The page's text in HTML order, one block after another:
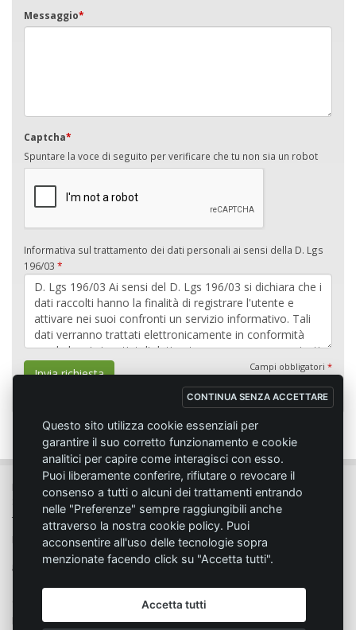
Messaggio*
Captcha*
Spuntare la voce di seguito per verificare che tu non sia un robot
Informativa sul trattamento dei dati personali ai sensi della D. Lgs
196/03 *
Invia richiesta Campi obbligatori *
CONTINUA SENZA ACCETTARE
Questo sito utilizza cookie essenziali per
garantire il suo corretto funzionamento e cookie
analitici per capire come interagisci con esso.
Puoi liberamente conferire, rifiutare o revocare il
consenso a tutti o alcuni dei trattamenti entrando
nelle "Preferenze" sempre raggiungibili anche
attraverso la nostra cookie policy. Puoi
acconsentire all'uso delle tecnologie sopra
menzionate facendo click su "Accetta tutti".
Accetta tutti
MC SPORT MARKET LODI - Via del Lavoro, 14 - 26817 SAN MARTINO IN
STRADA (LO)
Tel. 0371.432774 - Fax 0371.432775 - Email:info@emmecisport.com
P.IVA 06749350150 - Iscriz. Trib. Lodi n° 4287 - C.C.I.A.A. n° 1122943
Modalità d'acquisto
Privacy
Cookie policy